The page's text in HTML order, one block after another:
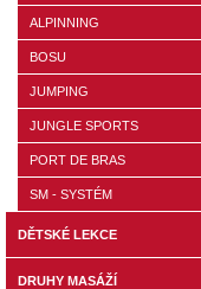
ALPINNING
BOSU
JUMPING
JUNGLE SPORTS
PORT DE BRAS
SM - SYSTÉM
DĚTSKÉ LEKCE
DRUHY MASÁŽÍ